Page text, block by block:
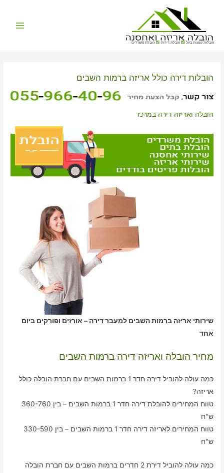
הובלות קטנות בזול הובלת דירות הובלת משרדים
הובלות דירה כולל אריזה ברמות השבים
הובלה ואריזה דירה במרכז
שירותי אריזה ברמות השבים למעבר דירה – אורזים ופורקים ביום
אחד
מחיר הובלה ואריזה דירה ברמות השבים
כמה עולה להוביל דירה חדר 1 ברמות השבים עם חברת הובלה כולל
אריזה?
טווח המחירים להובלת דירה חדר 1 ברמות השבים – בין 360-760
ש"ח
טווח המחירים לאריזה דירה חדר 1 ברמות השבים – בין 330-590
ש"ח
כמה עולה להוביל דירת 2 חדרים ברמות השבים עם חברת הובלה